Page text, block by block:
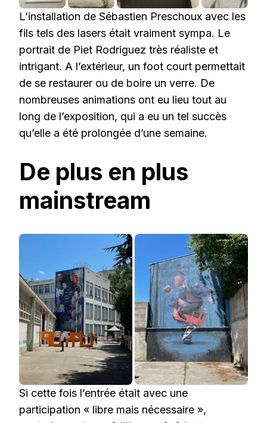
L’installation de Sébastien Preschoux avec les
fils tels des lasers était vraiment sympa. Le
portrait de Piet Rodriguez très réaliste et
intrigant. A l’extérieur, un foot court permettait
de se restaurer ou de boire un verre. De
nombreuses animations ont eu lieu tout au
long de l’exposition, qui a eu un tel succès
qu’elle a été prolongée d’une semaine.
De plus en plus
mainstream
Si cette fois l’entrée était avec une
participation « libre mais nécessaire »,